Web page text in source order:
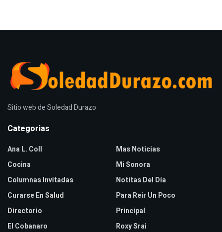
Sitio web de Soledad Durazo
Categorias
Ana L. Coll
Cocina
Columnas Invitadas
Curarse En Salud
Directorio
El Cobanaro
Mas Noticias
Mi Sonora
Notitas Del Día
Para Reir Un Poco
Principal
Roxy Srai